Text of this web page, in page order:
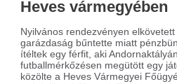
kutyafalka
a nyaraló gyerekre
árnyékolta be egy amerikai
nyaralását. A 9 éves Beau
hat staffordshire bullterrier rontott...